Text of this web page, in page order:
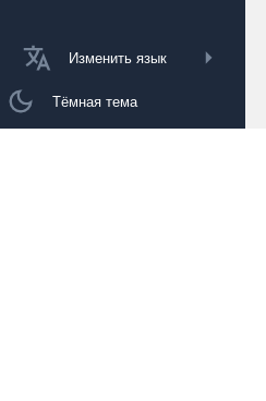
Изменить язык
Тёмная тема